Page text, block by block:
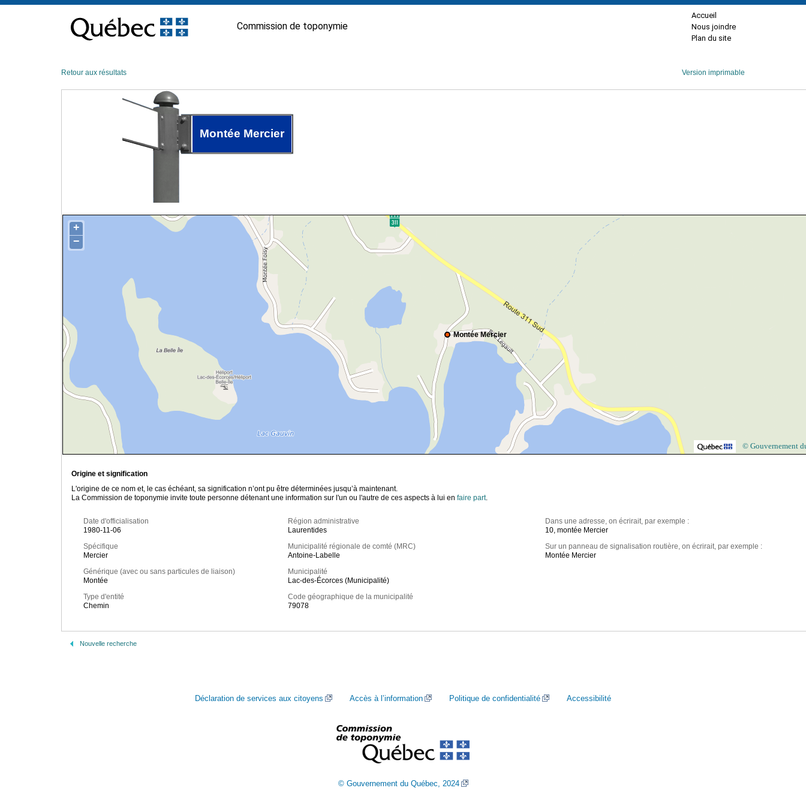
contenu
Commission de toponymie
Accueil
Nous joindre
Plan du site
Retour aux résultats Version imprimable
Montée Mercier
Montée Mercier
+
−
© Gouvernement
Origine et signification
L'origine de ce nom et, le cas échéant, sa signification n’ont pu être déterminées jusqu’à maintenant.
La Commission de toponymie invite toute personne détenant une information sur l'un ou l'autre de ces aspects à lui en faire part.
Date d'officialisation
1980-11-06
Spécifique
Mercier
Générique (avec ou sans particules de liaison)
Montée
Type d'entité
Chemin
Région administrative
Laurentides
Municipalité régionale de comté (MRC)
Antoine-Labelle
Municipalité
Lac-des-Écorces (Municipalité)
Code géographique de la municipalité
79078
Dans une adresse, on écrirait, par exemple :
10, montée Mercier
Sur un panneau de signalisation routière, on écrirait, par exemple :
Montée Mercier
Nouvelle recherche
Déclaration de services aux citoyens Accès à l’information Politique de confidentialité Accessibilité
© Gouvernement du Québec, 2024